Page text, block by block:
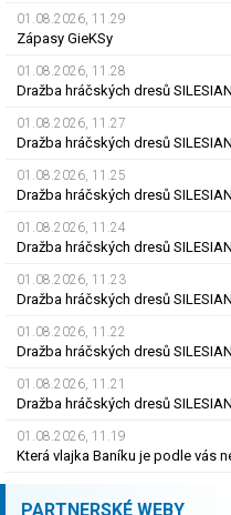
01.08.2026, 11.29
Zápasy GieKSy
01.08.2026, 11.28
Dražba hráčských dresů
01.08.2026, 11.27
Dražba hráčských dresů
01.08.2026, 11.25
Dražba hráčských dresů
01.08.2026, 11.24
Dražba hráčských dresů
01.08.2026, 11.23
01.08.2026, 11.22
Dražba hráčských dresů
01.08.2026, 11.21
Dražba hráčských dresů
01.08.2026, 11.19
Která vlajka Baníku je podle vás
PARTNERSKÉ WEBY